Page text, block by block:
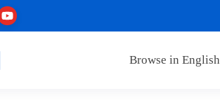
Browse in English